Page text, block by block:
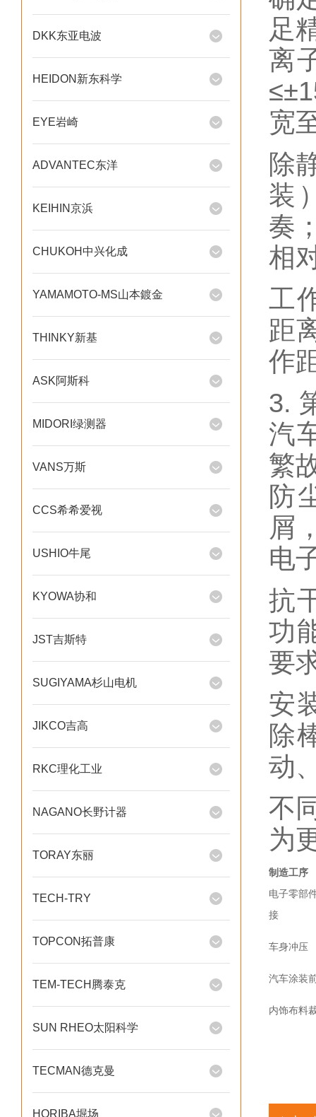
DKK东亚电波
HEIDON新东科学
EYE岩崎
ADVANTEC东洋
KEIHIN京浜
CHUKOH中兴化成
YAMAMOTO-MS山本鍍金
THINKY新基
ASK阿斯科
MIDORI绿测器
VANS万斯
CCS希希爱视
USHIO牛尾
KYOWA协和
JST吉斯特
SUGIYAMA杉山电机
JIKCO吉高
RKC理化工业
NAGANO长野计器
TORAY东丽
TECH-TRY
TOPCON拓普康
TEM-TECH腾泰克
SUN RHEO太阳科学
TECMAN德克曼
HORIBA堀场
足
离
宽
除
装
奏
相
工
距
作
3.
汽
繁
防
屑
电
抗
功
要
安
除
动
不
为
制造工序
电子零部
接
车身冲压
汽车涂装
内饰布料